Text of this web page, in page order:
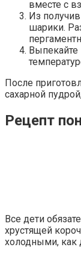
вместе с
Из
шарики.
Выпекайте
После
сахарной
Рецепт
Все дети
хрустящей
холодными, как